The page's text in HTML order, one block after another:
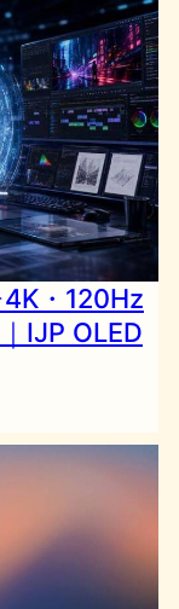
・120Hz
IJP OLED